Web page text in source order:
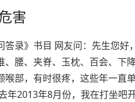
害
录》书目 网友问：先生您好
、腰、夹脊、玉枕、百会、下
喉部，有时很疼，这些年一直
年2013年8月份，我在打坐吧